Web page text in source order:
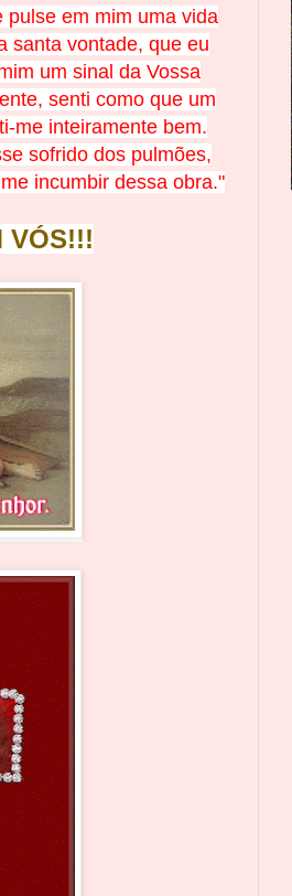
pulse em mim uma vida
santa vontade, que eu
um sinal da Vossa
senti como que um
me inteiramente bem.
sofrido dos pulmões,
incumbir dessa obra."
VÓS!!!